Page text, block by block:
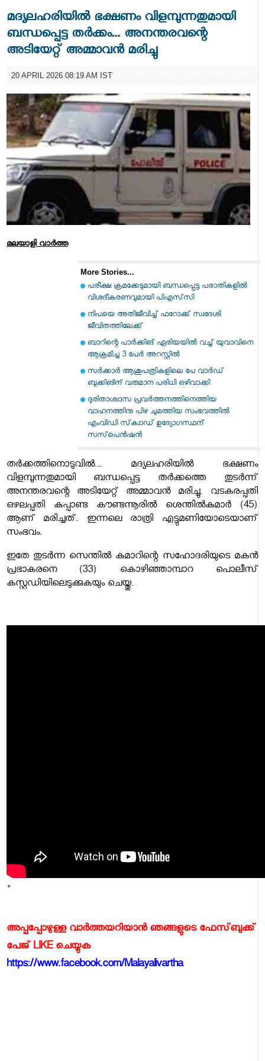
മദ്യലഹരിയില്‍ ഭക്ഷണം വിളമ്പുന്നതുമായി
ബന്ധപ്പെട്ട തര്‍ക്കം... അനന്തരവന്റെ
അടിയേറ്റ് അമ്മാവന്‍ മരിച്ചു
20 APRIL 2026 08:19 AM IST
മലയാളി വാര്‍ത്ത
More Stories...
പരീക്ഷ ക്രമക്കേടുമായി ബന്ധപ്പെട്ട പരാതികളില്‍
വിശദീകരണവുമായി പിഎസ്‌സി
നിപയെ അതിജീവിച്ച് ഫറോക്ക് സ്വദേശി
ജീവിതത്തിലേക്ക്
ബാറിന്റെ പാര്‍ക്കിങ് ഏരിയയില്‍ വച്ച് യുവാവിനെ
ആക്രമിച്ച 3 പേര്‍ അറസ്റ്റില്‍
സര്‍ക്കാര്‍ ആശുപത്രികളിലെ പേ വാര്‍ഡ്
ബുക്കിങിന് വരുമാന പരിധി ഒഴിവാക്കി
ദുരിതാശ്വാസ പ്രവര്‍ത്തനത്തിനെത്തിയ
വാഹനത്തിനു പിഴ ചുമത്തിയ സംഭവത്തില്‍
എംവിഡി സ്‌ക്വാഡ് ഉദ്യോഗസ്ഥന്
സസ്‌പെന്‍ഷന്‍
തർക്കത്തിനൊടുവിൽ... മദ്യലഹരിയില്‍ ഭക്ഷണം
വിളമ്പുന്നതുമായി ബന്ധപ്പെട്ട തര്‍ക്കത്തെ തുടര്‍ന്ന്
അനന്തരവന്റെ അടിയേറ്റ് അമ്മാവന്‍ മരിച്ചു. വടകരപ്പതി
ഒഴലപ്പതി കുപ്പാണ്ട കൗണ്ടന്നൂരില്‍ ശെന്തില്‍കുമാര്‍ (45)
ആണ് മരിച്ചത്. ഇന്നലെ രാത്രി എട്ടുമണിയോടെയാണ്
സംഭവം.
ഇതേ തുടർന്ന സെന്തില്‍ കുമാറിന്റെ സഹോദരിയുടെ മകന്‍
പ്രഭാകരനെ (33) കൊഴിഞ്ഞാമ്പാറ പൊലീസ്
കസ്റ്റഡിയിലെടുക്കുകയും ചെയ്തു.
"
അപ്പപ്പോഴുള്ള വാര്‍ത്തയറിയാന്‍ ഞങ്ങളുടെ ഫേസ്‌ബുക്ക്‌
പേജ് LIKE ചെയ്യുക
https://www.facebook.com/Malayalivartha